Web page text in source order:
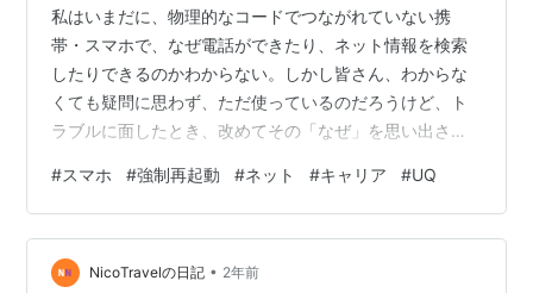
私はいまだに、物理的なコードでつながれていない携
帯・スマホで、なぜ電話ができたり、ネット情報を検索
したりできるのかわからない。しかし皆さん、わからな
くても疑問に思わず、ただ使っているのだろうけど、ト
ラブルに面したとき、改めてその「なぜ」を思い出さな
ないと、何が原因かわからないで落ち込む。 とりわけ、
旅行などで外にいて、Wi-Fi下にないとき、いくらmapを
検索しようにも、ガンとして画面が動かないとき。 アメ
リカ人旦那は、 「スマホが古いせいじゃないかな。新し
#スマホ #強制再起動 #ネット #キャリア #UQ
NicoTravelの日記 • 2年前